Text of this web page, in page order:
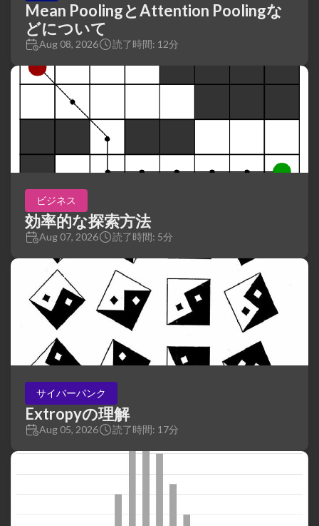
Mean PoolingとAttention Poolingな
どについて
Aug 08, 2026 読了時間: 12分
ビジネス
効率的な探索方法
Aug 07, 2026 読了時間: 5分
サイバーパンク
Extropyの理解
Aug 05, 2026 読了時間: 17分